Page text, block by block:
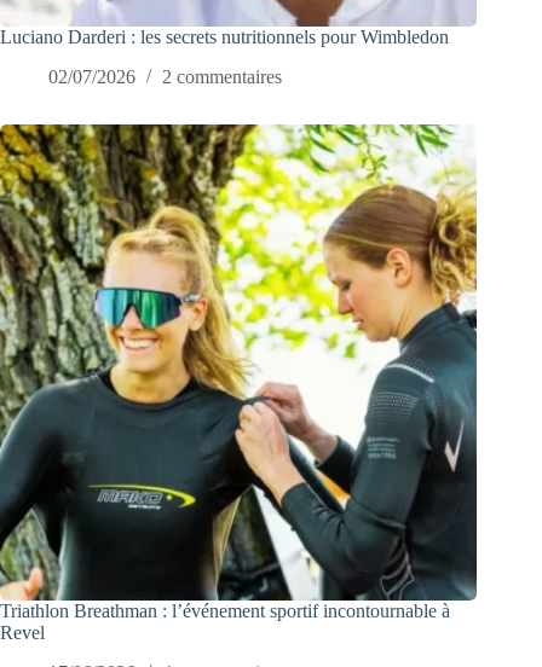
Luciano Darderi : les secrets nutritionnels pour Wimbledon
02/07/2026
2 commentaires
Triathlon Breathman : l’événement sportif incontournable à
Revel